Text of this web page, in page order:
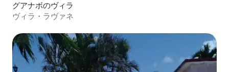
グアナボのヴィラ
ヴィラ・ラヴァネ